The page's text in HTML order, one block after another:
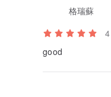
格瑞蘇
good